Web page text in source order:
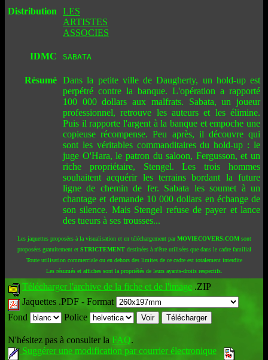
Distribution
LES
ARTISTES
ASSOCIES
IDMC SABATA
Résumé Dans la petite ville de Daugherty, un hold-up est
perpétré contre la banque. L'opération a rapporté
100 000 dollars aux malfrats. Sabata, un joueur
professionnel, retrouve les auteurs et les élimine.
Puis il rapporte l'argent à la banque et empoche une
copieuse récompense. Peu après, il découvre qui
sont les véritables commanditaires du hold-up : le
juge O'Hara, le patron du saloon, Fergusson, et un
riche propriétaire, Stengel. Les trois hommes
souhaitent acquérir les terrains bordant la future
ligne de chemin de fer. Sabata les soumet à un
chantage et demande 10 000 dollars en échange de
son silence. Mais Stengel refuse de payer et lance
des tueurs à ses trousses...
Les jaquettes proposées à la visualisation et en téléchargement parMOVIECOVERS.COMsont
proposées gratuitement et STRICTEMENTdestinées à n'être utilisées que dans le cadre familial
Toute utilisation commerciale ou en dehors des limites de ce cadre est totalement interdite
Les résumés et affiches sont la propriétés de leurs ayants-droits respectifs.
Télécharger l'archive de la fiche et de l'image .ZIP
Jaquettes .PDF - Format
Fond
Police
N'hésitez pas à consulter la FAQ.
Suggérer une modification par courrier électronique